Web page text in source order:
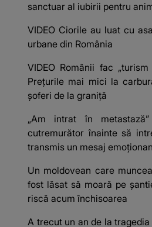
sanctuar al iubirii pentru
VIDEO Ciorile au luat cu
urbane din România
VIDEO Românii fac
Prețurile mai mici la
șoferi de la graniță
„Am intrat în
cutremurător înainte să
transmis un mesaj
Un moldovean care
fost lăsat să moară pe
riscă acum închisoarea
A trecut un an de la